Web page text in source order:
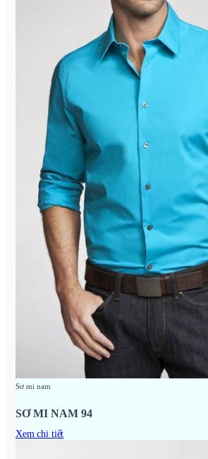
Sơ mi nam
SƠ MI NAM 94
Xem chi tiết